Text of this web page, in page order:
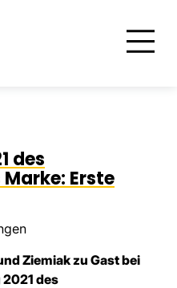
des
Erste
Ziemiak zu Gast bei
des